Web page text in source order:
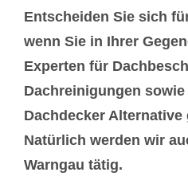
Entscheiden Sie sich
wenn Sie in Ihrer
Experten für
Dachreinigungen
Dachdecker Alternative
Natürlich werden wir
Warngau tätig.